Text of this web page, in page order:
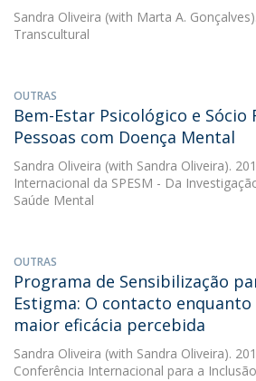
Sandra Oliveira (with Marta A.
Transcultural
OUTRAS
Bem-Estar Psicológico e Sócio
Pessoas com Doença Mental
Sandra Oliveira (with Sandra Oliveira).
Internacional da SPESM - Da
Saúde Mental
OUTRAS
Programa de Sensibilização
Estigma: O contacto
maior eficácia percebida
Sandra Oliveira (with Sandra Oliveira).
Conferência Internacional para a